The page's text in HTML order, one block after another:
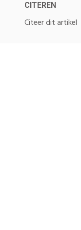
CITEREN
Citeer dit artikel